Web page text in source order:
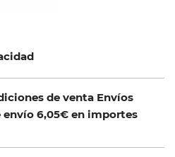
de venta Envíos
envío 6,05€ en importes